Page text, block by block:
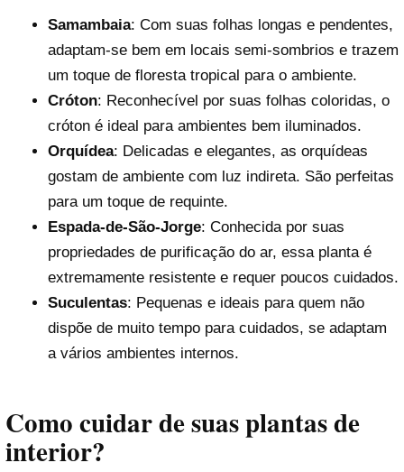
Samambaia: Com suas folhas longas e pendentes,
adaptam-se bem em locais semi-sombrios e trazem
um toque de floresta tropical para o ambiente.
Cróton: Reconhecível por suas folhas coloridas, o
cróton é ideal para ambientes bem iluminados.
Orquídea: Delicadas e elegantes, as orquídeas
gostam de ambiente com luz indireta. São perfeitas
para um toque de requinte.
Espada-de-São-Jorge: Conhecida por suas
propriedades de purificação do ar, essa planta é
extremamente resistente e requer poucos cuidados.
Suculentas: Pequenas e ideais para quem não
dispõe de muito tempo para cuidados, se adaptam
a vários ambientes internos.
Como cuidar de suas plantas de
interior?